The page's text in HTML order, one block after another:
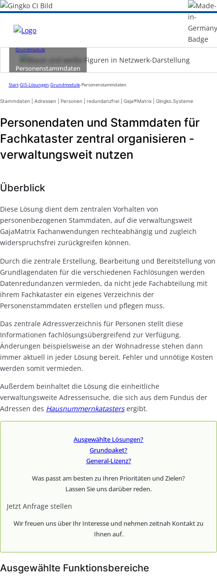
Grundmodule
Personenstammdaten
Start-GIS-Lösungen-Grundmodule-Personenstammdaten
Stammdaten | Adressen | Personen | redundanzfrei | Gaja®Matrix | Gingko.Systeme
Personendaten und Stammdaten für
Fachkataster zentral organisieren -
verwaltungsweit nutzen
Überblick
Diese Lösung dient dem zentralen Vorhalten von
personenbezogenen Stammdaten, auf die verwaltungsweit
GajaMatrix Fachanwendungen rechteabhängig und zugleich
widerspruchsfrei zurückgreifen können.
Durch die zentrale Erstellung, Bearbeitung und Bereitstellung von
Grundlagendaten für die verschiedenen Fachlösungen werden
Datenredundanzen vermieden, da nicht jede Fachabteilung mit
ihrem Fachkataster ein eigenes Verzeichnis der
Personenstammdaten erstellen und pflegen muss.
Das zentrale Adressverzeichnis für Personen stellt diese
Informationen fachlösungsübergreifend zur Verfügung.
Änderungen beispielsweise an der Wohnadresse stehen dann
immer aktuell in jeder Lösung bereit. Fehler und unnötige Kosten
werden somit vermieden.
Außerdem beinhaltet die Lösung die einheitliche
verwaltungsweite Adressensuche, die sich aus dem Fundus der
Adressen des Hausnummernkatasters ergibt.
Ausgewählte Lösungen?
Grundpaket?
General-Lizenz?
Was passt am besten zu Ihren Prioritäten und Zielen?
Lassen Sie uns darüber reden.
Jetzt Anfrage stellen
Wir freuen uns über Ihr Interesse und nehmen zeitnah Kontakt zu
Ihnen auf.
Ausgewählte Funktionsbereiche